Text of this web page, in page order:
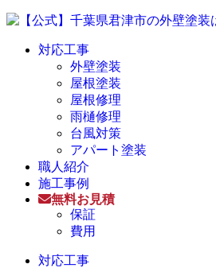
対応工事
外壁塗装
屋根塗装
屋根修理
雨樋修理
台風対策
アパート塗装
職人紹介
施工事例
無料お見積
保証
費用
対応工事